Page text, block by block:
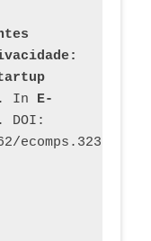
. In E-
DOI: